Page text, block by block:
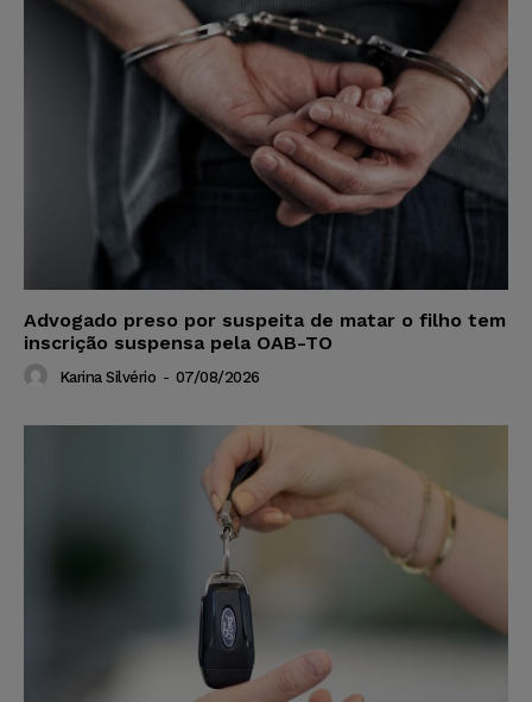
Advogado preso por suspeita de matar o filho tem
inscrição suspensa pela OAB-TO
Karina Silvério - 07/08/2026